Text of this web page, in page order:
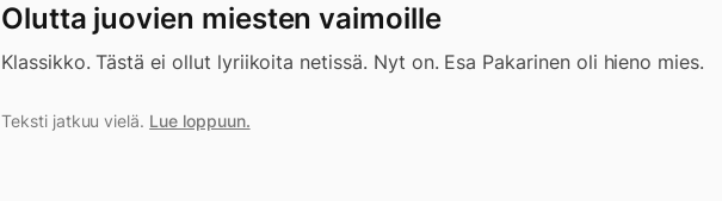
Olutta juovien miesten vaimoille
Klassikko. Tästä ei ollut lyriikoita netissä. Nyt on. Esa Pakarinen oli hieno mies.
Teksti jatkuu vielä. Lue loppuun.